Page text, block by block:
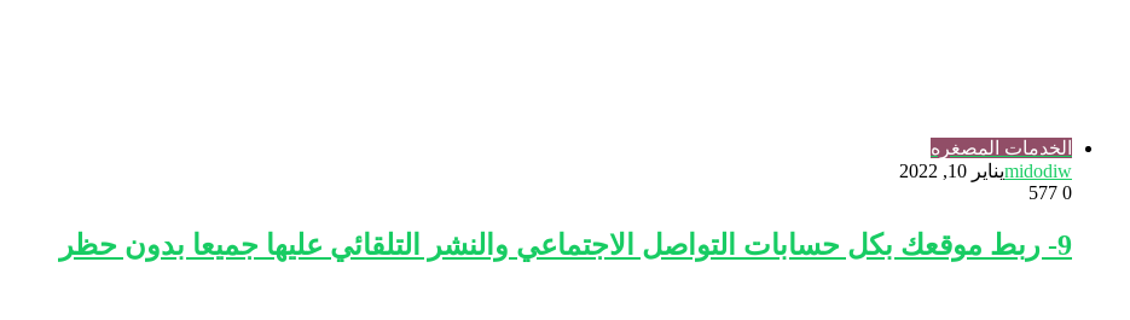
الخدمات المصغره
midodiwيناير 10, 2022
0
9- ربط موقعك بكل حسابات التواصل الاجتماعي والنشر التلقائي عليها جميعا بدون حظر